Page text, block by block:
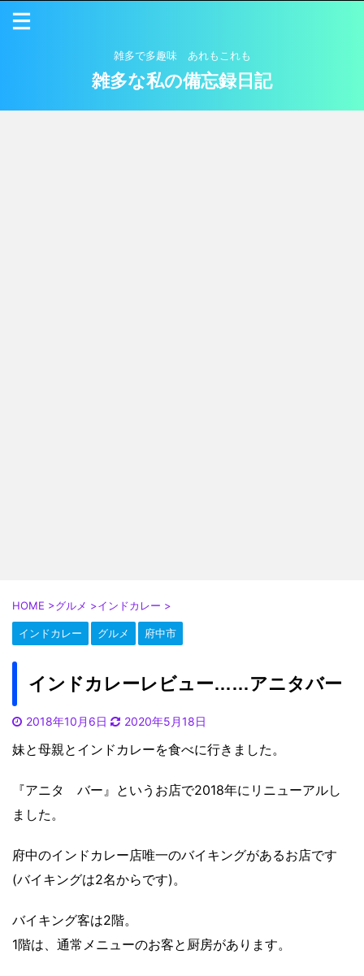
雑多で多趣味 あれもこれも
雑多な私の備忘録日記
HOME >グルメ >インドカレー >
インドカレー グルメ 府中市
インドカレーレビュー……アニタバー
2018年10月6日 2020年5月18日
妹と母親とインドカレーを食べに行きました。
『アニタ バー』というお店で2018年にリニューアルし
ました。
府中のインドカレー店唯一のバイキングがあるお店です
(バイキングは2名からです)。
バイキング客は2階。
1階は、通常メニューのお客と厨房があります。